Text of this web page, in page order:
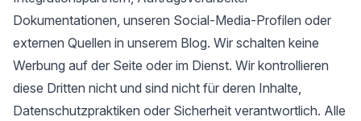
Dokumentationen, unseren Social-Media-Profilen oder
externen Quellen in unserem Blog. Wir schalten keine
Werbung auf der Seite oder im Dienst. Wir kontrollieren
diese Dritten nicht und sind nicht für deren Inhalte,
Datenschutzpraktiken oder Sicherheit verantwortlich. Alle